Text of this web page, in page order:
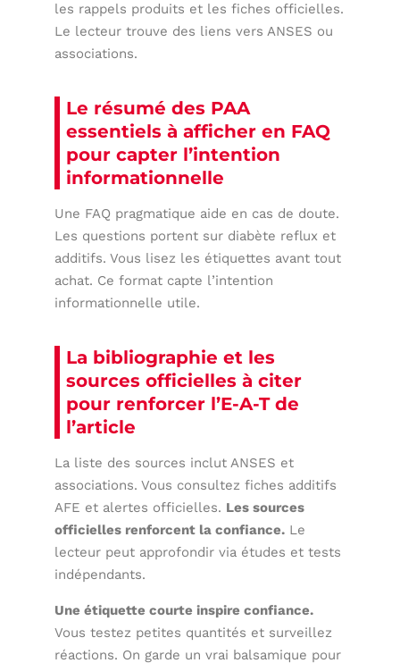
les rappels produits et les fiches officielles.
Le lecteur trouve des liens vers ANSES ou
associations.
Le résumé des PAA
essentiels à afficher en FAQ
pour capter l’intention
informationnelle
Une FAQ pragmatique aide en cas de doute.
Les questions portent sur diabète reflux et
additifs. Vous lisez les étiquettes avant tout
achat. Ce format capte l’intention
informationnelle utile.
La bibliographie et les
sources officielles à citer
pour renforcer l’E-A-T de
l’article
La liste des sources inclut ANSES et
associations. Vous consultez fiches additifs
AFE et alertes officielles. Les sources
officielles renforcent la confiance. Le
lecteur peut approfondir via études et tests
indépendants.
Une étiquette courte inspire confiance.
Vous testez petites quantités et surveillez
réactions. On garde un vrai balsamique pour